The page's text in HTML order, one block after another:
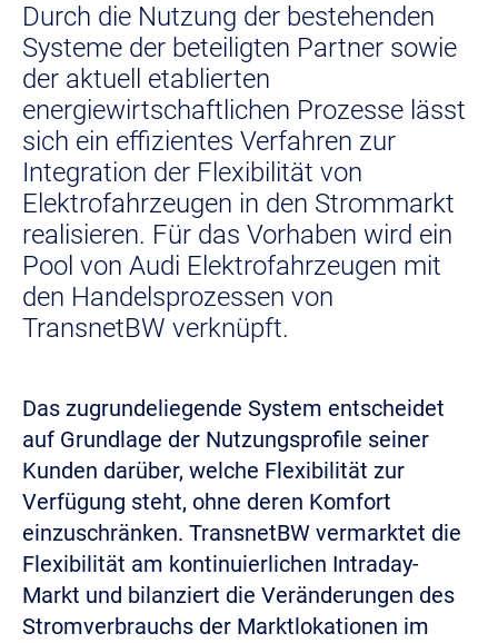
Durch die Nutzung der bestehenden
Systeme der beteiligten Partner sowie
der aktuell etablierten
energiewirtschaftlichen Prozesse lässt
sich ein effizientes Verfahren zur
Integration der Flexibilität von
Elektrofahrzeugen in den Strommarkt
realisieren. Für das Vorhaben wird ein
Pool von Audi Elektrofahrzeugen mit
den Handelsprozessen von
TransnetBW verknüpft.
Das zugrundeliegende System entscheidet
auf Grundlage der Nutzungsprofile seiner
Kunden darüber, welche Flexibilität zur
Verfügung steht, ohne deren Komfort
einzuschränken. TransnetBW vermarktet die
Flexibilität am kontinuierlichen Intraday-
Markt und bilanziert die Veränderungen des
Stromverbrauchs der Marktlokationen im